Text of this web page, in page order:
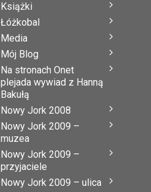
Książki
Łóżkobal
Media
Mój Blog
Na stronach Onet
plejada wywiad z Hanną
Bakułą
Nowy Jork 2008
Nowy Jork 2009 –
muzea
Nowy Jork 2009 –
przyjaciele
Nowy Jork 2009 – ulica